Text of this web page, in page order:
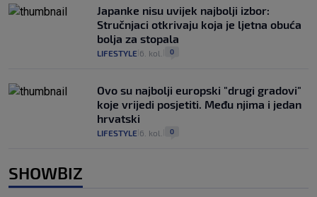
Japanke nisu uvijek najbolji izbor:
Stručnjaci otkrivaju koja je ljetna obuća
bolja za stopala
LIFESTYLE 6. kol. 0
Ovo su najbolji europski "drugi gradovi"
koje vrijedi posjetiti. Među njima i jedan
hrvatski
LIFESTYLE 6. kol. 0
SHOWBIZ